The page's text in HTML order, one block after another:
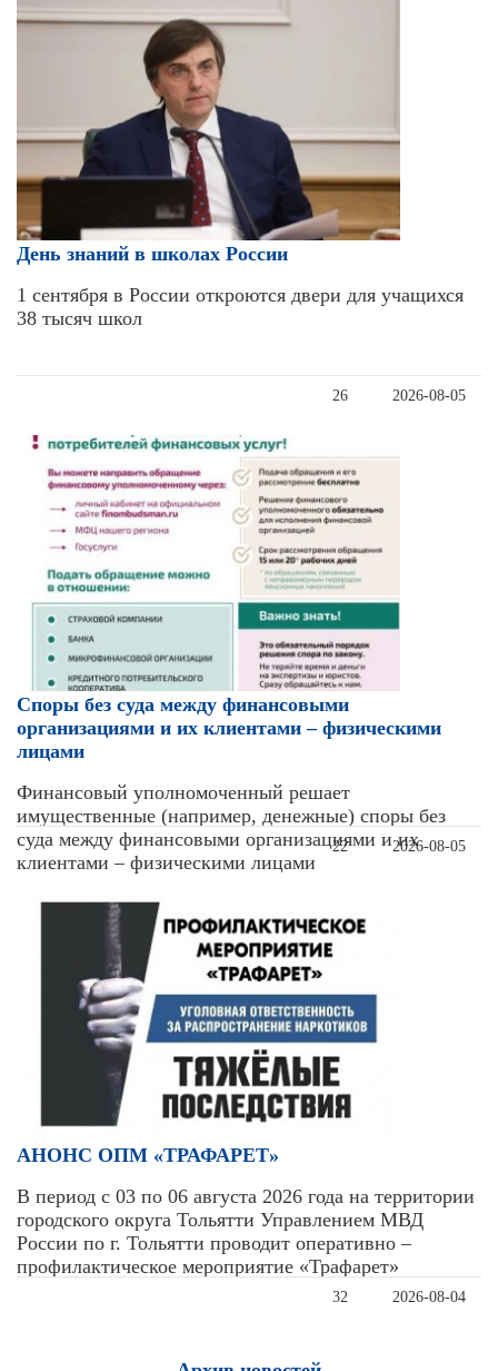
День знаний в школах России
1 сентября в России откроются двери для учащихся
38 тысяч школ
2026-08-05
26
Cпоры без суда между финансовыми
организациями и их клиентами – физическими
лицами
Финансовый уполномоченный решает
имущественные (например, денежные) споры без
суда между финансовыми организациями и их
клиентами – физическими лицами
2026-08-05
22
АНОНС ОПМ «ТРАФАРЕТ»
В период с 03 по 06 августа 2026 года на территории
городского округа Тольятти Управлением МВД
России по г. Тольятти проводит оперативно –
профилактическое мероприятие «Трафарет»
2026-08-04
32